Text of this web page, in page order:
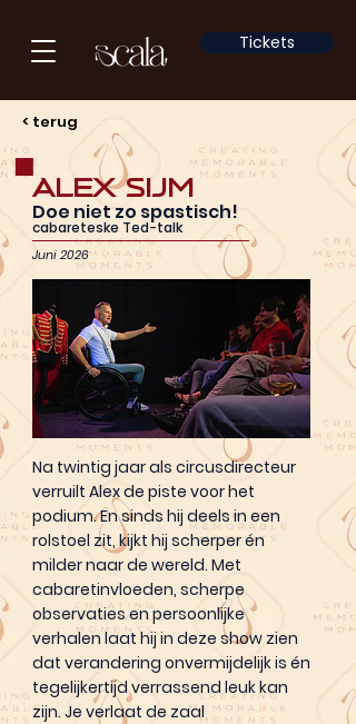
Tickets
< terug
Alex Sijm
Doe niet zo spastisch!
cabareteske Ted-talk
Juni 2026
Na twintig jaar als circusdirecteur
verruilt Alex de piste voor het
podium. En sinds hij deels in een
rolstoel zit, kijkt hij scherper én
milder naar de wereld. Met
cabaretinvloeden, scherpe
observaties en persoonlijke
verhalen laat hij in deze show zien
dat verandering onvermijdelijk is én
tegelijkertijd verrassend leuk kan
zijn. Je verlaat de zaal